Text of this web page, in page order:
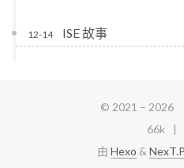
12-14 ISE 故事
© 2021 – 2026
66k
由 Hexo &